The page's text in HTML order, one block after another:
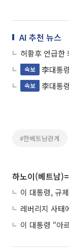
AI 추천 뉴스
속보 李대통
속보 李대통령
#한베트남관계
하노이(베트남
레버리지 사태